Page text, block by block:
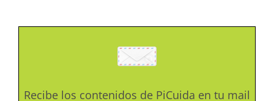
Recibe los contenidos de PiCuida en tu mail